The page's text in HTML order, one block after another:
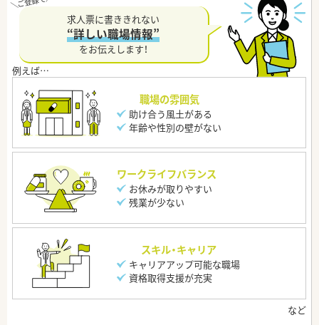
求人票に書ききれない
“詳しい職場情報”
をお伝えします！
職場の雰囲気
助け合う風土がある
年齢や性別の壁がない
ワークライフバランス
お休みが取りやすい
残業が少ない
スキル・キャリア
キャリアアップ可能な職場
資格取得支援が充実